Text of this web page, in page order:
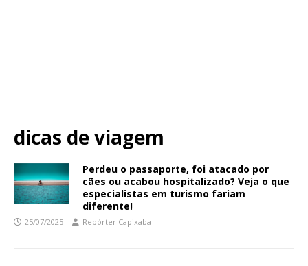
dicas de viagem
Perdeu o passaporte, foi atacado por
cães ou acabou hospitalizado? Veja o que
especialistas em turismo fariam
diferente!
25/07/2025 Repórter Capixaba